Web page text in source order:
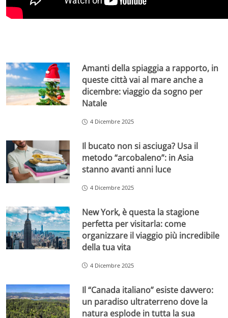
Amanti della spiaggia a rapporto, in
queste città vai al mare anche a
dicembre: viaggio da sogno per
Natale
4 Dicembre 2025
Il bucato non si asciuga? Usa il
metodo “arcobaleno”: in Asia
stanno avanti anni luce
4 Dicembre 2025
New York, è questa la stagione
perfetta per visitarla: come
organizzare il viaggio più incredibile
della tua vita
4 Dicembre 2025
Il “Canada italiano” esiste davvero:
un paradiso ultraterreno dove la
natura esplode in tutta la sua